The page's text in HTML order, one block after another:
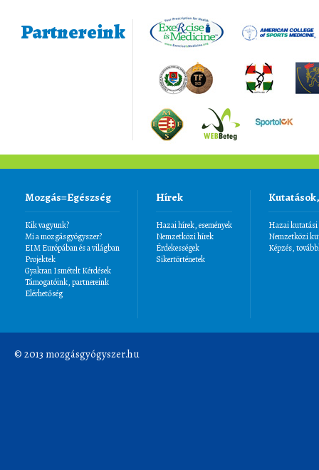
Partnereink
Mozgás=Egészség
Kik vagyunk?
Mi a mozgásgyógyszer?
EIM Európában és a világban
Projektek
Gyakran Ismételt Kérdések
Támogatóink, partnereink
Elérhetőség
Hírek
Hazai hírek, események
Nemzetközi hírek
Érdekességek
Sikertörténetek
Hazai kutatási
Nemzetközi
Képzés,
© 2013 mozgásgyógyszer.hu